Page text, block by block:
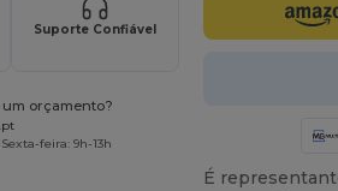
Suporte Confiável
orçamento?
feira: 9h-13h
É